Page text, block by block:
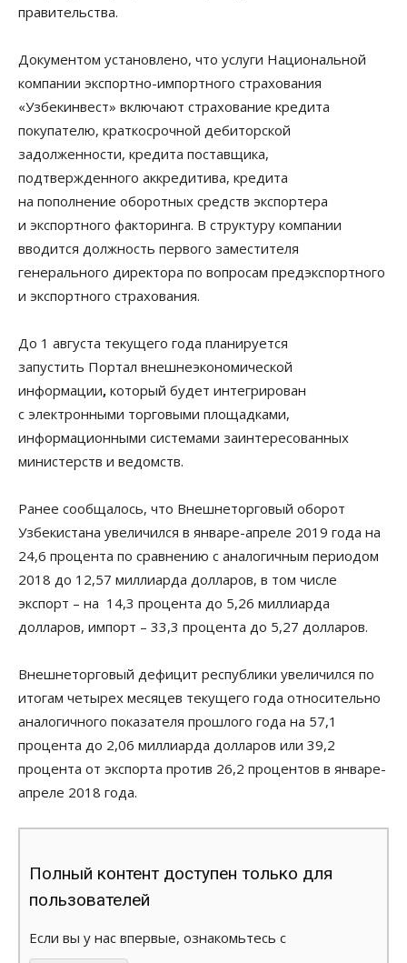
правительства.
Документом установлено, что услуги Национальной
компании экспортно-импортного страхования
«Узбекинвест» включают страхование кредита
покупателю, краткосрочной дебиторской
задолженности, кредита поставщика,
подтвержденного аккредитива, кредита
на пополнение оборотных средств экспортера
и экспортного факторинга. В структуру компании
вводится должность первого заместителя
генерального директора по вопросам предэкспортного
и экспортного страхования.
До 1 августа текущего года планируется
запустить Портал внешнеэкономической
информации, который будет интегрирован
с электронными торговыми площадками,
информационными системами заинтересованных
министерств и ведомств.
Ранее сообщалось, что Внешнеторговый оборот
Узбекистана увеличился в январе-апреле 2019 года на
24,6 процента по сравнению с аналогичным периодом
2018 до 12,57 миллиарда долларов, в том числе
экспорт – на 14,3 процента до 5,26 миллиарда
долларов, импорт – 33,3 процента до 5,27 долларов.
Внешнеторговый дефицит республики увеличился по
итогам четырех месяцев текущего года относительно
аналогичного показателя прошлого года на 57,1
процента до 2,06 миллиарда долларов или 39,2
процента от экспорта против 26,2 процентов в январе-
апреле 2018 года.
Полный контент доступен только для
пользователей
Если вы у нас впервые, ознакомьтесь с